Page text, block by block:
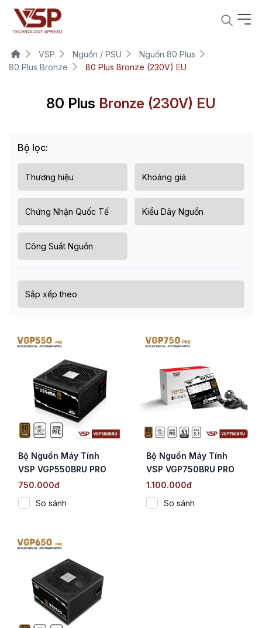
VSP Nguồn / PSU
Nguồn 80 Plus
80 Plus Bronze
80 Plus Bronze (230V) EU
80 Plus Bronze (230V) EU
Bộ lọc:
Bộ Nguồn Máy Tính
VSP VGP550BRU PRO
(550W / 80 Plus
Bronze 230V EU / DC to
DC)
750.000đ
So sánh
Bộ Nguồn Máy Tính
VSP VGP750BRU PRO
(750W / 80 Plus
Bronze 230V EU / ATX
3.1 / PCIe 5.1)
1.100.000đ
So sánh